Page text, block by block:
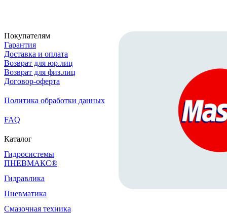
Покупателям
Гарантия
Доставка и оплата
Возврат для юр.лиц
Возврат для физ.лиц
Договор-оферта
Политика обработки данных
FAQ
Каталог
Гидросистемы
ПНЕВМАКС®
Гидравлика
Пневматика
Смазочная техника